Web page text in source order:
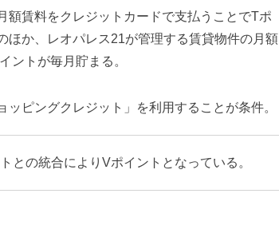
額賃料をクレジットカードで支払うことでTポ
ほか、レオパレス21が管理する賃貸物件の月額
ントが毎月貯まる。
ピングクレジット」を利用することが条件。
との統合によりVポイントとなっている。